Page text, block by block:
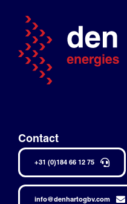
Contact
+31 (0)184 66 12 75
info@denhartogbv.com